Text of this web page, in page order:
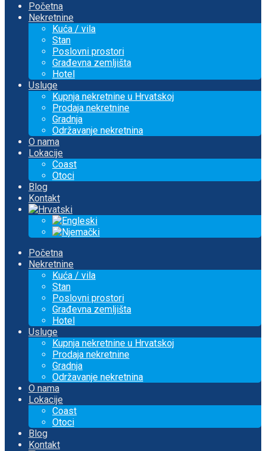
Početna
Nekretnine
Kuća / vila
Stan
Poslovni prostori
Građevna zemljišta
Hotel
Usluge
Kupnja nekretnine u Hrvatskoj
Prodaja nekretnine
Gradnja
Održavanje nekretnina
O nama
Lokacije
Coast
Otoci
Blog
Kontakt
Početna
Nekretnine
Kuća / vila
Stan
Poslovni prostori
Građevna zemljišta
Hotel
Usluge
Kupnja nekretnine u Hrvatskoj
Prodaja nekretnine
Gradnja
Održavanje nekretnina
O nama
Lokacije
Coast
Otoci
Blog
Kontakt